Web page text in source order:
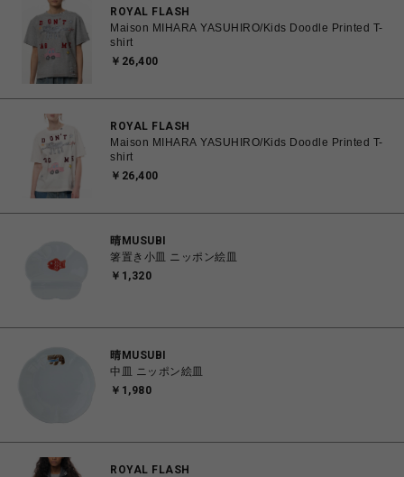
ROYAL FLASH
Maison MIHARA YASUHIRO/Kids Doodle Printed T-
shirt
￥26,400
ROYAL FLASH
Maison MIHARA YASUHIRO/Kids Doodle Printed T-
shirt
￥26,400
晴MUSUBI
箸置き小皿 ニッポン絵皿
￥1,320
晴MUSUBI
中皿 ニッポン絵皿
￥1,980
ROYAL FLASH